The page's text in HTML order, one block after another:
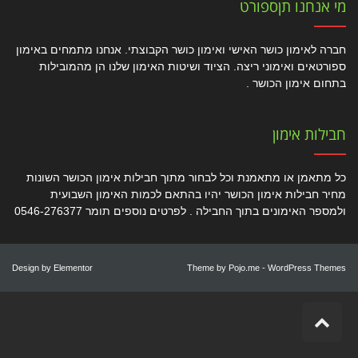
מי אנחנו תןספורט
חברה לאימון כושר האישי ואימון כושר הקבוצתי. אנחנו מתמחים באימון
ספורטאים ואימוני ריצה. הציוד ושיטות האימון שלנו הן מהמובילות
בתחום אימון הכושר .
חבילות אימון
כל מתאמן או מתאמנת וכל לבחור מתוך חבילות אימון הכושר השונות
מחיר חבילות אימון הכושר יהיו בהתאם לכמות האימון השבועית
ולמספר האימונים בתוך החבילה . לפרטים נוספים תומר 0546-276377
Theme by Pojo.me - WordPress Themes
Design by Elementor